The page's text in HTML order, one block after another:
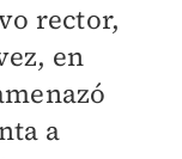
rector,
en
a